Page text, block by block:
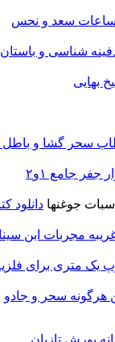
ساعات سعد و نحس
شناسی و
بهایی
سحر گشا و باطل
جفر جامع ۱و۲
دانلود
مجربات ابن سینا
یک متری برای
هرگونه سحر و جادو
یورش تازیان